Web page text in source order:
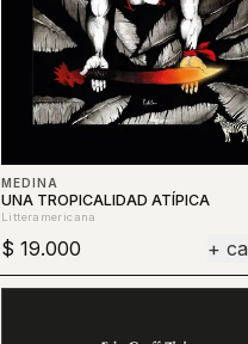
MEDINA
UNA TROPICALIDAD ATÍPICA
Litteramericana
$ 19.000 +